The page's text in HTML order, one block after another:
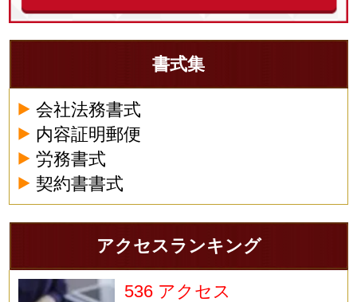
書式集
会社法務書式
内容証明郵便
労務書式
契約書書式
アクセスランキング
536 アクセス